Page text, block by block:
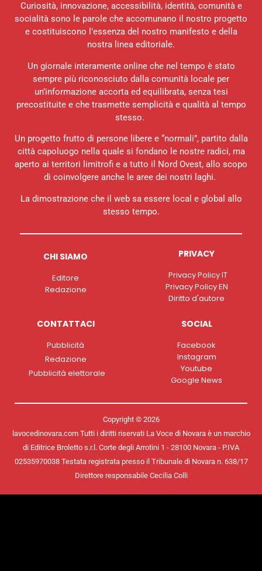
Curiosità, innovazione, accessibilità, identità, comunità e
socialità sono le parole che accomunano il nostro progetto
e costituiscono l’essenza del nostro manifesto e della
nostra linea editoriale.
Un giornale interamente online che nel tempo è stato
sempre più riconosciuto dalla comunità locale per
un’informazione accorta ed equilibrata, senza tesi
precostituite e che trasmette semplicità e qualità al tempo
stesso.
Un progetto frutto di persone libere e “normali”, partito dalla
città capoluogo nella quale si fondano le nostre radici, ma
aperto ai territori limitrofi e a tutto il Nord Ovest, allo scopo
di coinvolgere anche le aree dei nostri laghi.
La dimostrazione che il web sa essere local e global allo
stesso tempo.
CHI SIAMO
Editore
Redazione
PRIVACY
Privacy Policy IT
Privacy Policy EN
Diritto d'autore
CONTATTACI
Pubblicità
Redazione
Pubblicità elettorale
SOCIAL
Facebook
Instagram
Youtube
Google News
Copyright © 2026
lavocedinovara.com Tutti i diritti riservati La Voce di Novara è un marchio
di Editrice Broletto s.r.l. Corte degli Arrotini 1 - 28100 Novara - P.IVA
02535970038 Testata registrata presso il Tribunale di Novara n. 638/17
Direttore responsabile Cecilia Colli